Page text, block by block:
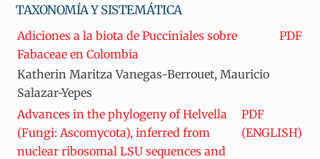
TAXONOMÍA Y SISTEMÁTICA
Adiciones a la biota de Pucciniales sobre
Fabaceae en Colombia
PDF
Katherin Maritza Vanegas-Berrouet, Mauricio
Salazar-Yepes
Advances in the phylogeny of Helvella
(Fungi: Ascomycota), inferred from
nuclear ribosomal LSU sequences and
PDF
(ENGLISH)